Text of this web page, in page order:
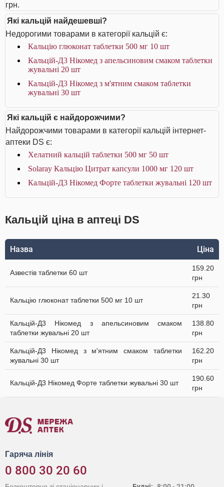
грн.
Які кальцій найдешевші?
Недорогими товарами в категорії кальцій є:
Кальцію глюконат таблетки 500 мг 10 шт
Кальцій-Д3 Нікомед з апельсиновим смаком таблетки
жувальні 20 шт
Кальцій-Д3 Нікомед з м'ятним смаком таблетки
жувальні 30 шт
Які кальцій є найдорожчими?
Найдорожчими товарами в категорії кальцій інтернет-
аптеки DS є:
Хелатний кальцій таблетки 500 мг 50 шт
Solaray Кальцію Цитрат капсули 1000 мг 120 шт
Кальцій-Д3 Нікомед Форте таблетки жувальні 120 шт
Кальцій ціна в аптеці DS
Назва Ціна
Азвестів таблетки 60 шт
159.20
грн
Кальцію глюконат таблетки 500 мг 10 шт
21.30
грн
Кальцій-Д3 Нікомед з апельсиновим смаком
таблетки жувальні 20 шт
138.80
грн
Кальцій-Д3 Нікомед з м'ятним смаком таблетки
жувальні 30 шт
162.20
грн
Кальцій-Д3 Нікомед Форте таблетки жувальні 30 шт
190.60
грн
Гаряча лінія
0 800 30 20 60